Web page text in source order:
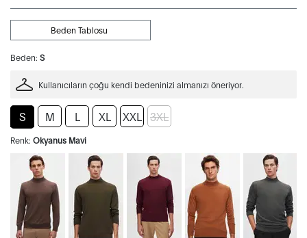
Beden: S
Beden Tablosu
Kullanıcıların çoğu kendi bedeninizi almanızı öneriyor.
S M L XL XXL 3XL
Renk: Okyanus Mavi